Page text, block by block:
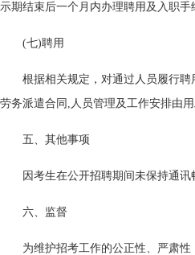
示期结束后一个月内办理聘用及入职
(七)聘用
根据相关规定，对通过人员履行
劳务派遣合同,人员管理及工作安排由用
五、其他事项
因考生在公开招聘期间未保持通
六、监督
为维护招考工作的公正性、严肃性